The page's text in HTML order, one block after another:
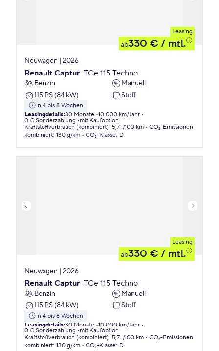
Leasing
ab330 € / mtl.
Neuwagen | 2026
Renault Captur TCe 115 Techno
Benzin
Manuell
115 PS (84 kW)
Stoff
in 4 bis 8 Wochen
Leasingdetails:30 Monate 10.000 km/Jahr
0 € Sonderzahlung
mit Kaufoption
Kraftstoffverbrauch (kombiniert): 5,7 l/100 km
CO₂-Emissionen
kombiniert: 130 g/km CO₂-Klasse: D
Leasing
ab330 € / mtl.
Neuwagen | 2026
Renault Captur TCe 115 Techno
Benzin
Manuell
115 PS (84 kW)
Stoff
in 4 bis 8 Wochen
Leasingdetails:30 Monate 10.000 km/Jahr
0 € Sonderzahlung
mit Kaufoption
Kraftstoffverbrauch (kombiniert): 5,7 l/100 km
CO₂-Emissionen
kombiniert: 130 g/km CO₂-Klasse: D